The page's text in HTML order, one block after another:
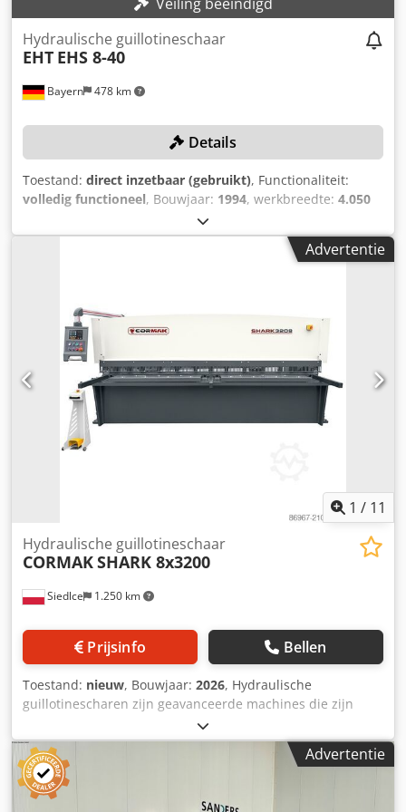
Bayern 478 km
Hydraulische guillotineschaar
EHT EHS 8-40
Details
Toestand: direct inzetbaar (gebruikt), Functionaliteit:
volledig functioneel, Bouwjaar: 1994, werkbreedte: 4.050
8 mm, TECHNISCHE GEGEVENS
Djdpfx Aozapq Doigock Plaatbreedte: 4.050 mm Plaatdikte:
Advertentie
1 / 11
Siedlce 1.250 km
Hydraulische guillotineschaar
CORMAKSHARK 8x3200
Prijsinfo Bellen
Toestand: nieuw, Bouwjaar: 2026, Hydraulische
guillotinescharen zijn geavanceerde machines die zijn
ontworpen voor het nauwkeurig snijden van platen met
verschillende diktes en hardheden. Dankzij het gebruik
van een hydraulische aandrijving leveren ze een hoge
perskracht, waardoor een efficiënte bewerking van zelfs de
meest veeleisende materialen mogelijk is. Een robuuste
Advertentie